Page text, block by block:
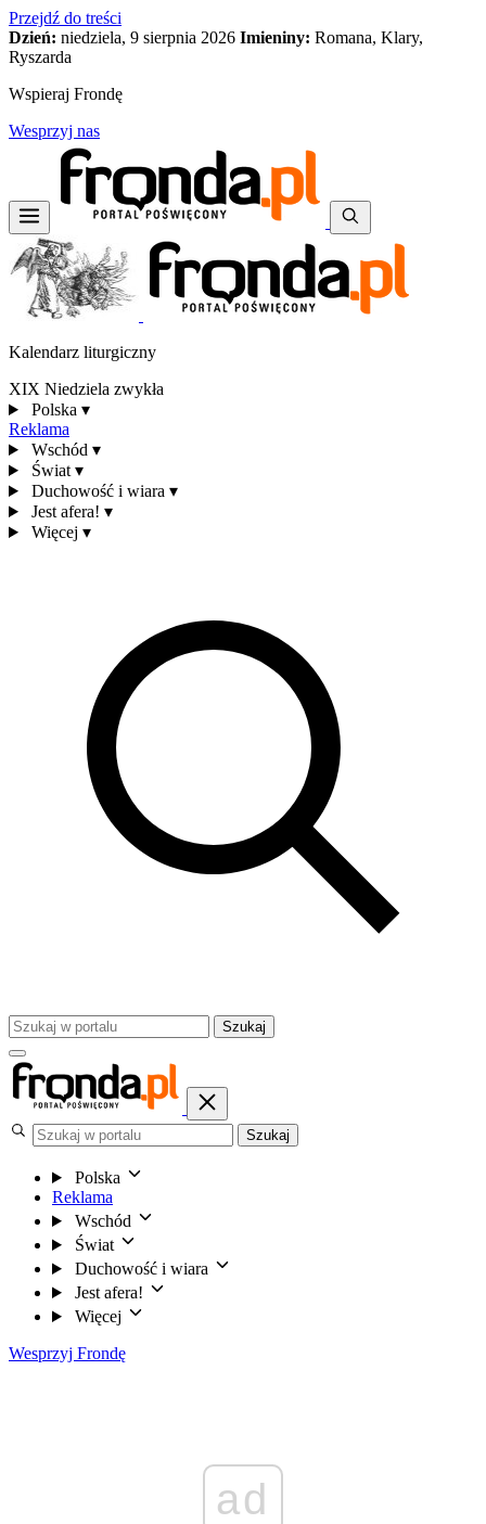
Przejdź do treści
Dzień: niedziela, 9 sierpnia 2026 Imieniny: Romana, Klary,
Ryszarda
Wspieraj Frondę
Wesprzyj nas
Kalendarz liturgiczny
XIX Niedziela zwykła
Polska ▾
Reklama
Wschód ▾
Świat ▾
Duchowość i wiara ▾
Jest afera! ▾
Więcej ▾
Szukaj
Szukaj
Polska
Reklama
Wschód
Świat
Duchowość i wiara
Jest afera!
Więcej
Wesprzyj Frondę
ad